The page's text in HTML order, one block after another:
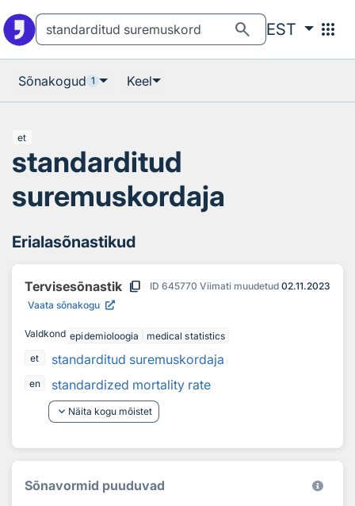
search EST apps
Sõnakogud 1 Keel
et
standarditud
suremuskordaja
Erialasõnastikud
Tervisesõnastik content_copy ID 645770 Viimati muudetud 02.11.2023
Vaata sõnakogu
Valdkond epidemioloogia
medical statistics
et
standarditud suremuskordaja
en
standardized mortality rate
keyboard_arrow_down Näita kogu mõistet
Sõnavormid puuduvad